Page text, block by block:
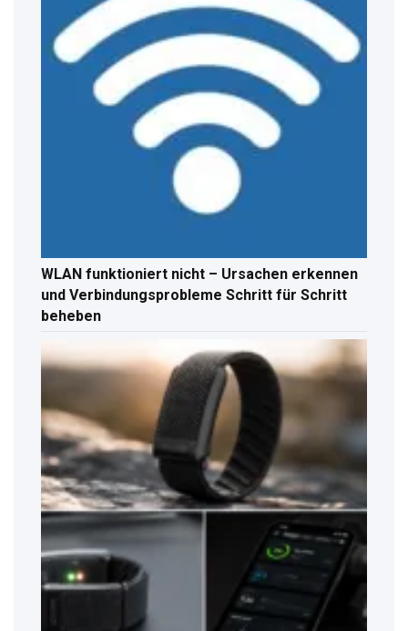
WLAN funktioniert nicht – Ursachen erkennen
und Verbindungsprobleme Schritt für Schritt
beheben